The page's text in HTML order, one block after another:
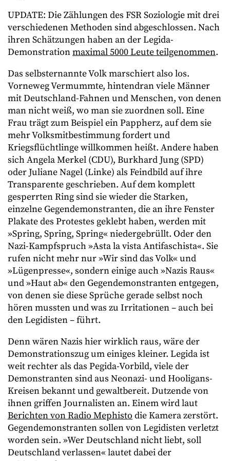
UPDATE: Die Zählungen des FSR Soziologie mit drei
verschiedenen Methoden sind abgeschlossen. Nach
ihren Schätzungen haben an der Legida-
Demonstrationmaximal 5000 Leute teilgenommen.
Das selbsternannte Volk marschiert also los.
Vorneweg Vermummte, hintendran viele Männer
mit Deutschland-Fahnen und Menschen, von denen
man nicht weiß, wo man sie zuordnen soll. Eine
Frau trägt zum Beispiel ein Pappherz, auf dem sie
mehr Volksmitbestimmung fordert und
Kriegsflüchtlinge willkommen heißt. Andere haben
sich Angela Merkel (CDU), Burkhard Jung (SPD)
oder Juliane Nagel (Linke) als Feindbild auf ihre
Transparente geschrieben. Auf dem komplett
gesperrten Ring sind sie wieder die Starken,
einzelne Gegendemonstranten, die an ihre Fenster
Plakate des Protestes geklebt haben, werden mit
»Spring, Spring, Spring« niedergebrüllt. Oder den
Nazi-Kampfspruch »Asta la vista Antifaschista«. Sie
rufen nicht mehr nur »Wir sind das Volk« und
»Lügenpresse«, sondern einige auch »Nazis Raus«
und »Haut ab« den Gegendemonstranten entgegen,
von denen sie diese Sprüche gerade selbst noch
hören mussten und was zu Irritationen – auch bei
den Legidisten – führt.
Denn wären Nazis hier wirklich raus, wäre der
Demonstrationszug um einiges kleiner. Legida ist
weit rechter als das Pegida-Vorbild, viele der
Demonstranten sind aus Neonazi- und Hooligans-
Kreisen bekannt und gewaltbereit. Dutzende von
ihnen griffen Journalisten an. Einem wird laut
Berichten von Radio Mephisto die Kamera zerstört.
Gegendemonstranten sollen von Legidisten verletzt
worden sein. »Wer Deutschland nicht liebt, soll
Deutschland verlassen« lautet dabei der